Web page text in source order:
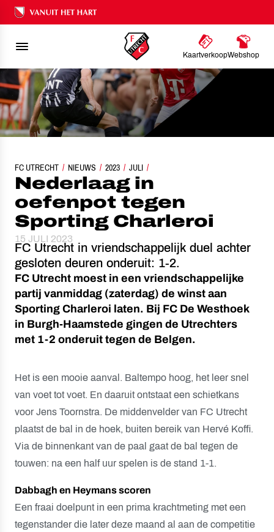
Ons nalatenschap
KaartverkoopWebshop
FC UTRECHT NIEUWS 2023 JULI
NEDERLAAG IN OEFENPOT TEGEN SPORTING CHARLEROI
Nederlaag in
oefenpot tegen
Sporting Charleroi
15 JULI 2023
FC Utrecht in vriendschappelijk duel achter
gesloten deuren onderuit: 1-2.
FC Utrecht moest in een vriendschappelijke
partij vanmiddag (zaterdag) de winst aan
Sporting Charleroi laten. Bij FC De Westhoek
in Burgh-Haamstede gingen de Utrechters
met 1-2 onderuit tegen de Belgen.
Het is een mooie aanval. Baltempo hoog, het leer snel
van voet tot voet. En daaruit ontstaat een schietkans
voor Jens Toornstra. De middenvelder van FC Utrecht
plaatst de bal in de hoek, buiten bereik van Hervé Koffi.
Via de binnenkant van de paal gaat de bal tegen de
touwen: na een half uur spelen is de stand 1-1.
Dabbagh en Heymans scoren
Een fraai doelpunt in een prima krachtmeting met een
tegenstander die later deze maand al aan de competitie